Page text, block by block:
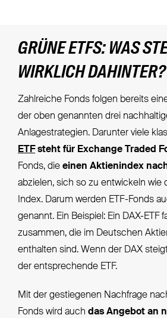
GRÜNE ETFS: WAS
WIRKLICH DAHINTER?
Zahlreiche Fonds folgen bereits
der oben genannten drei
Anlagestrategien. Darunter viele
ETFsteht für Exchange Traded
Fonds, die einen Aktienindex
abzielen, sich so zu entwickeln wie
Index. Darum werden ETF-Fonds
genannt. Ein Beispiel: Ein DAX-ETF
zusammen, die im Deutschen
enthalten sind. Wenn der DAX
der entsprechende ETF.
Mit der gestiegenen Nachfrage
Fonds wird auch das Angebot an